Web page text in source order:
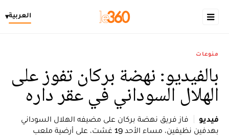
العربية▾
منوعات
بالفيديو: نهضة بركان تفوز على
الهلال السوداني في عقر داره
فيديو
فاز فريق نهضة بركان على مضيفه الهلال السوداني
بهدفين نظيفين، مساء الأحد 19 غشت، على أرضية ملعب